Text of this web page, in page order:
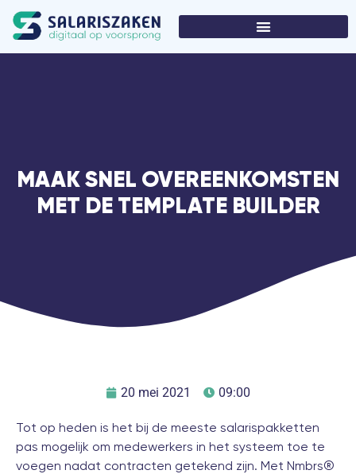
MAAK SNEL OVEREENKOMSTEN
MET DE TEMPLATE BUILDER
20 mei 2021 09:00
Tot op heden is het bij de meeste salarispakketten
pas mogelijk om medewerkers in het systeem toe te
voegen nadat contracten getekend zijn. Met Nmbrs®